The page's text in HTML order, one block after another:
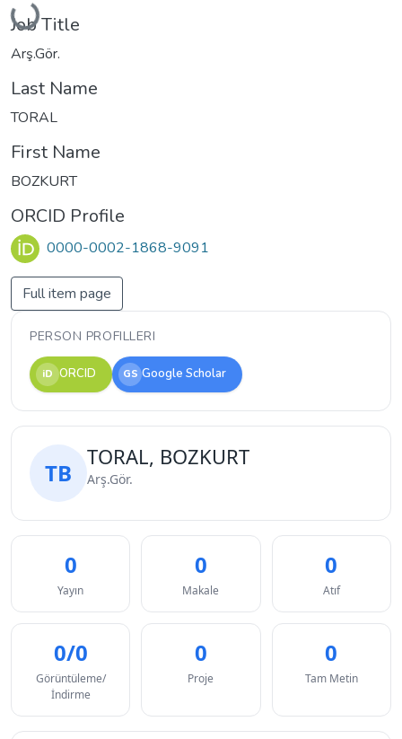
Loading...
Job Title
Arş.Gör.
Last Name
TORAL
First Name
BOZKURT
ORCID Profile
0000-0002-1868-9091
Full item page
PERSON PROFILLERI
iD ORCID GS Google Scholar
TB
TORAL, BOZKURT
Arş.Gör.
0
Yayın
0
Makale
0
Atıf
0/0
Görüntüleme/
İndirme
0
Proje
0
Tam Metin